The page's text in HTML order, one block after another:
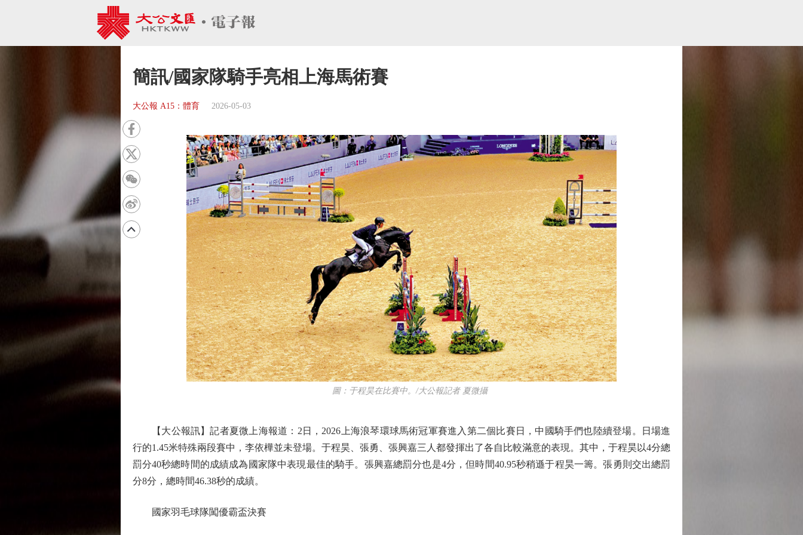
簡訊/國家隊騎手亮相上海馬術賽
大公報 A15：體育 2026-05-03
圖：于程昊在比賽中。/大公報記者 夏微攝
【大公報訊】記者夏微上海報道：2日，2026上海浪琴環球馬術冠軍賽進入第二個比賽日，中國騎手們也陸續登場。日場進
行的1.45米特殊兩段賽中，李依樺並未登場。于程昊、張勇、張興嘉三人都發揮出了各自比較滿意的表現。其中，于程昊以4分總
罰分40秒總時間的成績成為國家隊中表現最佳的騎手。張興嘉總罰分也是4分，但時間40.95秒稍遜于程昊一籌。張勇則交出總罰
分8分，總時間46.38秒的成績。
國家羽毛球隊闖優霸盃決賽